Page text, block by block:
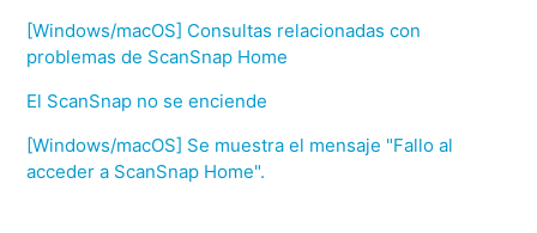
[Windows/macOS] Consultas relacionadas con
problemas de ScanSnap Home
El ScanSnap no se enciende
[Windows/macOS] Se muestra el mensaje "Fallo al
acceder a ScanSnap Home".